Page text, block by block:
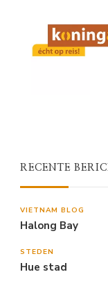
RECENTE
VIETNAM BLOG
Halong Bay
STEDEN
Hue stad